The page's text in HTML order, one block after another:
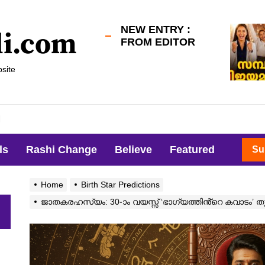
NEW ENTRY :
FROM EDITOR
Rashi Change Believe Featured
Home
Birth Star Predictions
ജാതകരഹസ്യം: 30-ാം വയസ്സ് ‘ഭാഗ്യത്തിൻ്റെ